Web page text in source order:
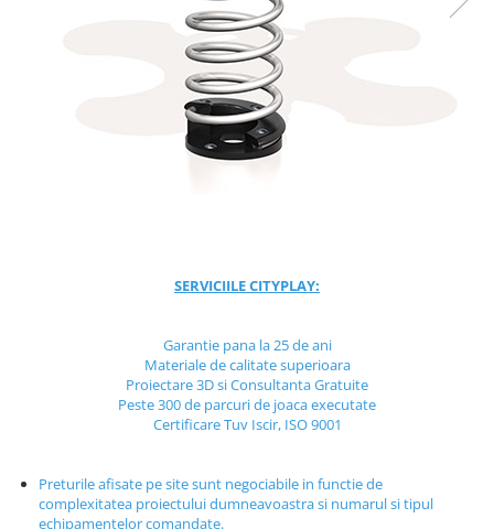
Echipamente de catarat
Echipamente persoane cu
Trasee Ninja
Echipamente fitness
SERVICIILE CITYPLAY:
Garantie pana la 25 de ani
Materiale de calitate superioara
Proiectare 3D si Consultanta Gratuite
Peste 300 de parcuri de joaca executate
Certificare Tuv Iscir, ISO 9001
Preturile afisate pe site sunt negociabile in functie de
complexitatea proiectului dumneavoastra si numarul si tipul
echipamentelor comandate.